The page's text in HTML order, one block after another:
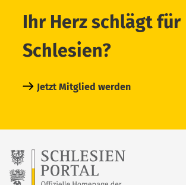
Ihr Herz schlägt für
Schlesien?
Jetzt Mitglied werden